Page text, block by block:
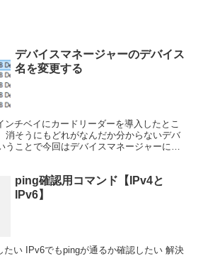
デバイスマネージャーのデバイス
名を変更する
ンチベイにカードリーダーを導入したとこ
消そうにもどれがなんだか分からないデバ
うことで今回はデバイスマネージャーに表
ping確認用コマンド【IPv4と
IPv6】
たい IPv6でもpingが通るか確認したい 解決